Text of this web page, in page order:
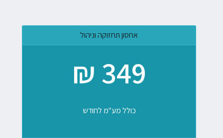
אחסון תחזוקה וניהול
349 ₪
כולל מע"מ לחודש